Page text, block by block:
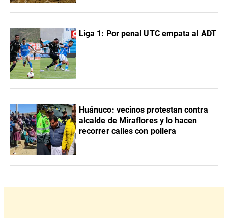
Liga 1: Por penal UTC empata al ADT
Huánuco: vecinos protestan contra
alcalde de Miraflores y lo hacen
recorrer calles con pollera